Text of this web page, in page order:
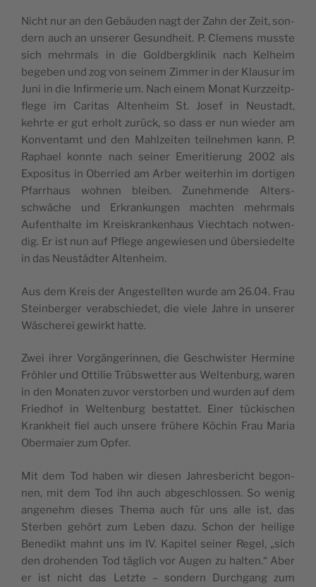
Nicht nur an den Gebäu­den nagt der Zahn der Zeit, son­
dern auch an unse­rer Gesund­heit. P. Cle­mens musste
sich mehr­mals in die Gold­bergk­li­nik nach Kel­heim
bege­ben und zog von sei­nem Zim­mer in der Klau­sur im
Juni in die Infir­me­rie um. Nach einem Monat Kurz­zeitp­
flege im Cari­tas Alten­heim St. Josef in Neus­tadt,
kehrte er gut erholt zurück, so dass er nun wie­der am
Kon­ven­tamt und den Mahl­zei­ten teil­neh­men kann. P.
Raphael konnte nach sei­ner Eme­ri­tie­rung 2002 als
Expo­si­tus in Ober­ried am Arber wei­te­rhin im dor­ti­gen
Pfar­rhaus woh­nen blei­ben. Zuneh­mende Alters­
schwäche und Erkran­kun­gen mach­ten mehr­mals
Aufen­thalte im Kreis­kran­ken­haus Viech­tach not­wen­
dig. Er ist nun auf Pflege ange­wie­sen und über­sie­delte
in das Neustäd­ter Altenheim.
Aus dem Kreis der Anges­tell­ten wurde am 26.04. Frau
Stein­ber­ger verab­schie­det, die viele Jahre in unse­rer
Wäsche­rei gewirkt hatte.
Zwei ihrer Vorgän­ge­rin­nen, die Ges­ch­wis­ter Her­mine
Fröh­ler und Otti­lie Trübs­wet­ter aus Wel­ten­burg, waren
in den Mona­ten zuvor vers­tor­ben und wur­den auf dem
Fried­hof in Wel­ten­burg bes­tat­tet. Einer tücki­schen
Kran­kheit fiel auch unsere frü­here Köchin Frau Maria
Ober­maier zum Opfer.
Mit dem Tod haben wir die­sen Jah­res­be­richt begon­
nen, mit dem Tod ihn auch abges­chlos­sen. So wenig
ange­nehm dieses The­ma auch für uns alle ist, das
Ster­ben gehört zum Leben dazu. Schon der hei­lige
Bene­dikt mahnt uns im IV. Kapi­tel sei­ner Regel, „sich
den dro­hen­den Tod täglich vor Augen zu hal­ten.“ Aber
er ist nicht das Letzte – son­dern Durch­gang zum